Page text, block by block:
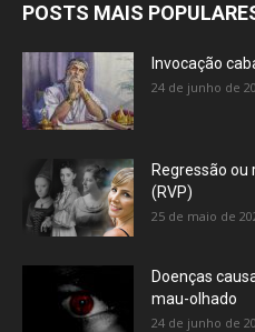
POSTS MAIS
Invocação
24 de junho de
Regressão ou
(RVP)
25 de maio de
Doenças
mau-olhado
24 de junho de